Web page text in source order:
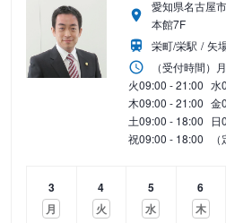
愛知県名古屋
本館7F
栄町/栄駅
矢
（受付時間）
火09:00 - 21:00 水
木09:00 - 21:00 金
土09:00 - 18:00 日
祝09:00 - 18:00
3
月
4
火
5
水
6
木